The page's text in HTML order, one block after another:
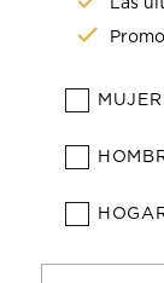
Las
MUJER